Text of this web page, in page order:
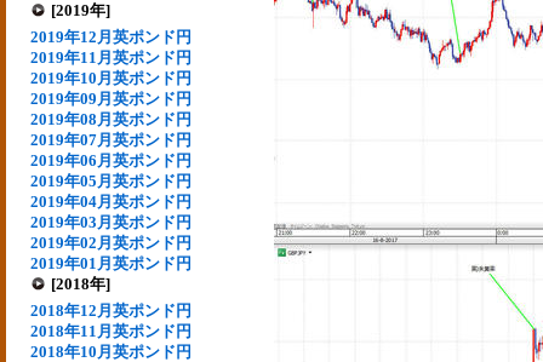
[2019年]
2019年12月英ポンド円
2019年11月英ポンド円
2019年10月英ポンド円
2019年09月英ポンド円
2019年08月英ポンド円
2019年07月英ポンド円
2019年06月英ポンド円
2019年05月英ポンド円
2019年04月英ポンド円
2019年03月英ポンド円
2019年02月英ポンド円
2019年01月英ポンド円
[2018年]
2018年12月英ポンド円
2018年11月英ポンド円
2018年10月英ポンド円